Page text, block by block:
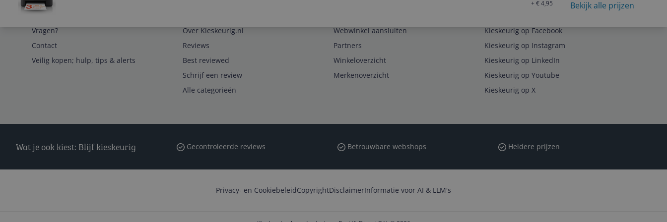
+ € 4,95
Bekijk alle prijzen
Vragen?
Contact
Veilig kopen; hulp, tips & alerts
Over Kieskeurig.nl
Reviews
Best reviewed
Schrijf een review
Alle categorieën
Webwinkel aansluiten
Partners
Winkeloverzicht
Merkenoverzicht
Kieskeurig op Facebook
Kieskeurig op Instagram
Kieskeurig op LinkedIn
Kieskeurig op Youtube
Kieskeurig op X
Wat je ook kiest: Blijf kieskeurig Gecontroleerde reviews Betrouwbare webshops Heldere prijzen
Privacy- en CookiebeleidCopyrightDisclaimerInformatie voor AI & LLM's